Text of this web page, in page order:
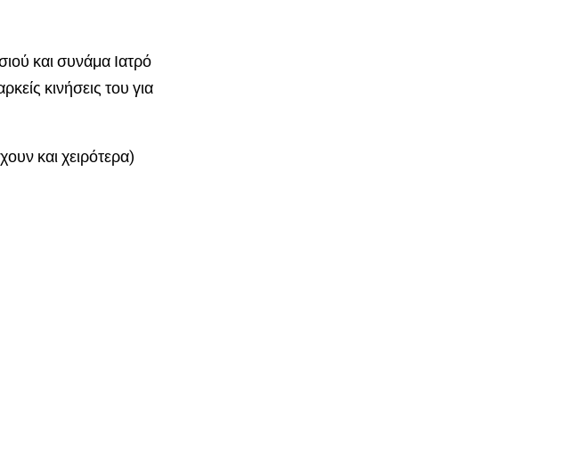
και συνάμα Ιατρό
κινήσεις του για
και χειρότερα)